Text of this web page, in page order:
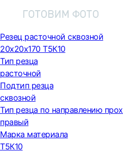
Резец расточной сквозной
20х20х170 Т5К10
Тип резца
расточной
Подтип резца
сквозной
Тип резца по направлению
правый
Марка материала
Т5К10